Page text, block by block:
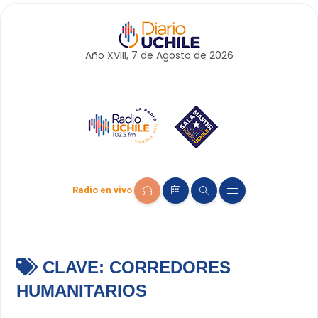
Año XVIII, 7 de Agosto de 2026
Radio en vivo
CLAVE: CORREDORES
HUMANITARIOS